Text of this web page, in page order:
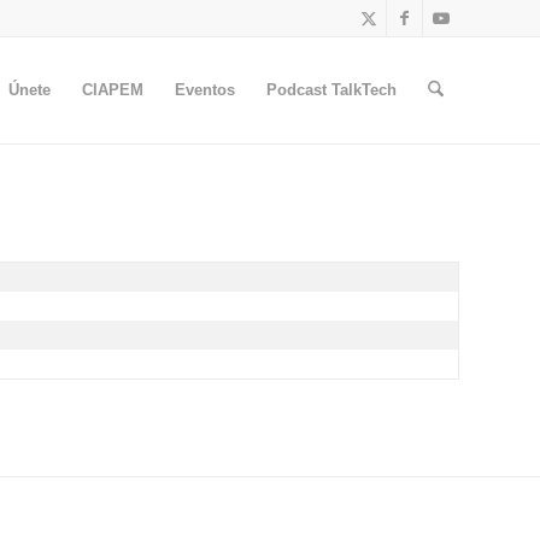
Únete CIAPEM Eventos Podcast TalkTech